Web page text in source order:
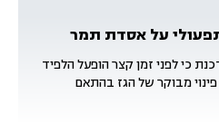
על אסדת תמר
כי לפני זמן קצר הופעל הלפיד
מבוקר של הגז בהתאם